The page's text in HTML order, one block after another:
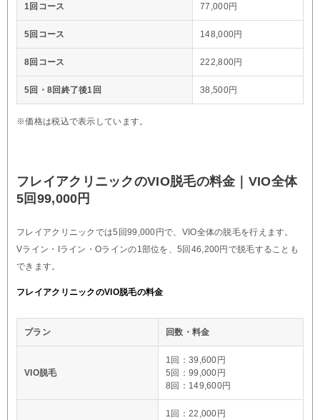
1回コース 77,000円
5回コース 148,000円
8回コース 222,800円
5回・8回終了後1回 38,500円
※価格は税込で表示しています。
フレイアクリニックのVIO脱毛の料金｜VIO全体
5回99,000円
フレイアクリニックでは5回99,000円で、VIO全体の脱毛を行えます。
Vライン・Iライン・Oラインの1部位を、5回46,200円で脱毛することも
できます。
フレイアクリニックのVIO脱毛の料金
プラン 回数・料金
VIO脱毛
1回：39,600円
5回：99,000円
8回：149,600円
1回：22,000円